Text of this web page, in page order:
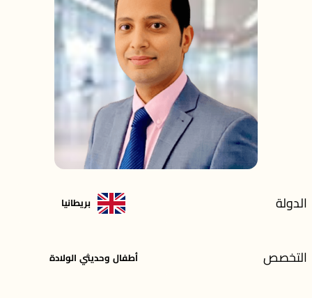
الدولة بريطانيا
التخصص أطفال وحديثي الولادة